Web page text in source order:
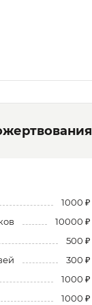
1000 ₽
10000 ₽
500 ₽
300 ₽
1000 ₽
1000 ₽